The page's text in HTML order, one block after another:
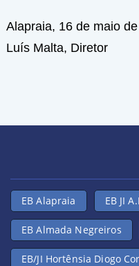
Alapraia, 16 de maio
Luís Malta, Diretor
EB Alapraia EB JI
EB Almada Negreiros
EB/JI Hortênsia Diogo